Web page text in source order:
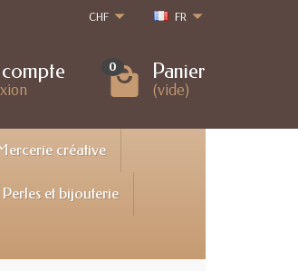
CHF FR
0 Panier
(vide)
créative
Perles et bijouterie